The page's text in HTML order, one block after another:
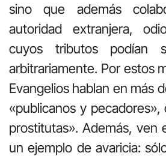
sino que además
autoridad extranjera,
cuyos tributos podían
arbitrariamente. Por estos
Evangelios hablan en más
«publicanos y
prostitutas». Además, ven
un ejemplo de avaricia: